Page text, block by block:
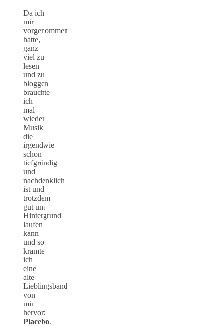
Da ich
mir
vorgenommen
hatte,
ganz
viel zu
lesen
und zu
bloggen
brauchte
ich
mal
wieder
Musik,
die
irgendwie
schon
tiefgründig
und
nachdenklich
ist und
trotzdem
gut um
Hintergrund
laufen
kann
und so
kramte
ich
eine
alte
Lieblingsband
von
mir
hervor:
Placebo.